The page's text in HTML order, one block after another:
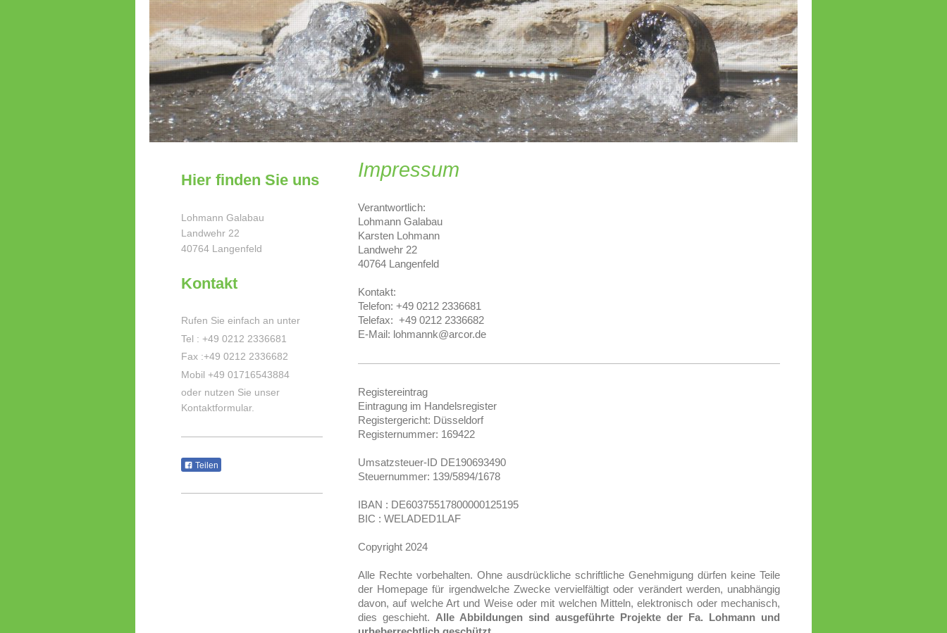
Impressum
Verantwortlich:
Lohmann Galabau
Karsten Lohmann
Landwehr 22
40764 Langenfeld
Kontakt:
Telefon: +49 0212 2336681
Telefax: +49 0212 2336682
E-Mail: lohmannk@arcor.de
Registereintrag
Eintragung im Handelsregister
Registergericht: Düsseldorf
Registernummer: 169422
Umsatzsteuer-ID DE190693490
Steuernummer: 139/5894/1678
IBAN : DE60375517800000125195
BIC : WELADED1LAF
Copyright 2024
Alle Rechte vorbehalten. Ohne ausdrückliche schriftliche Genehmigung dürfen keine Teile
der Homepage für irgendwelche Zwecke vervielfältigt oder verändert werden, unabhängig
davon, auf welche Art und Weise oder mit welchen Mitteln, elektronisch oder mechanisch,
dies geschieht. Alle Abbildungen sind ausgeführte Projekte der Fa. Lohmann und
Hier finden Sie uns
Lohmann Galabau
Landwehr 22
40764 Langenfeld
Kontakt
Rufen Sie einfach an unter
Tel : +49 0212 2336681
Fax :+49 0212 2336682
Mobil +49 01716543884
oder nutzen Sie unser
Kontaktformular.
Teilen